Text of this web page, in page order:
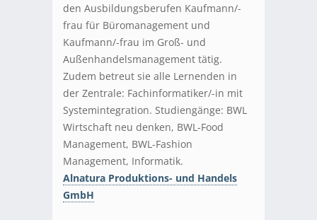
den Ausbildungsberufen Kaufmann/-
frau für Büromanagement und
Kaufmann/-frau im Groß- und
Außenhandelsmanagement tätig.
Zudem betreut sie alle Lernenden in
der Zentrale: Fachinformatiker/-in mit
Systemintegration. Studiengänge: BWL
Wirtschaft neu denken, BWL-Food
Management, BWL-Fashion
Management, Informatik.
Alnatura Produktions- und Handels
GmbH